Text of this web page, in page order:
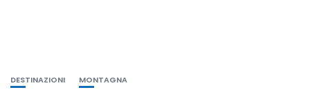
DESTINAZIONI MONTAGNA